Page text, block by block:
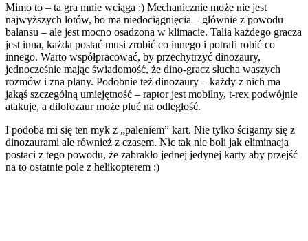
Mimo to – ta gra mnie wciąga :) Mechanicznie może nie jest
najwyższych lotów, bo ma niedociągnięcia – głównie z powodu
balansu – ale jest mocno osadzona w klimacie. Talia każdego gracza
jest inna, każda postać musi zrobić co innego i potrafi robić co
innego. Warto współpracować, by przechytrzyć dinozaury,
jednocześnie mając świadomość, że dino-gracz słucha waszych
rozmów i zna plany. Podobnie też dinozaury – każdy z nich ma
jakąś szczególną umiejętność – raptor jest mobilny, t-rex podwójnie
atakuje, a dilofozaur może pluć na odległość.
I podoba mi się ten myk z „paleniem” kart. Nie tylko ścigamy się z
dinozaurami ale również z czasem. Nic tak nie boli jak eliminacja
postaci z tego powodu, że zabrakło jednej jedynej karty aby przejść
na to ostatnie pole z helikopterem :)